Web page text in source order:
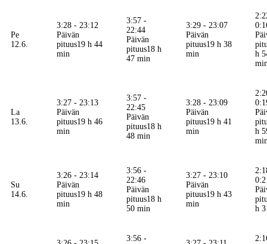
Pe
12.6.
3:28 - 23:12
Päivän
pituus19 h 44
min
3:57 -
22:44
Päivän
pituus18 h
47 min
3:29 - 23:07
Päivän
pituus19 h 38
min
h
La
13.6.
3:27 - 23:13
Päivän
pituus19 h 46
min
3:57 -
22:45
Päivän
pituus18 h
48 min
3:28 - 23:09
Päivän
pituus19 h 41
min
h
Su
14.6.
3:26 - 23:14
Päivän
pituus19 h 48
min
3:56 -
22:46
Päivän
pituus18 h
50 min
3:27 - 23:10
Päivän
pituus19 h 43
min
h
3:56 -